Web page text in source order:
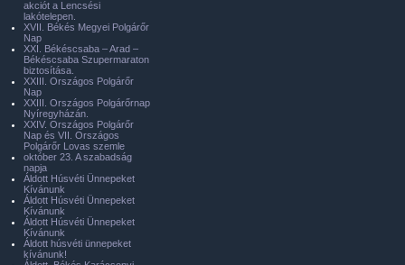
akciót a Lencsési
lakótelepen.
XVII. Békés Megyei Polgárőr
Nap
XXI. Békéscsaba – Arad –
Békéscsaba Szupermaraton
biztosítása.
XXIII. Országos Polgárőr
Nap
XXIII. Országos Polgárőrnap
Nyíregyházán.
XXIV. Országos Polgárőr
Nap és VII. Országos
Polgárőr Lovas szemle
október 23. A szabadság
napja
Áldott Húsvéti Ünnepeket
Kívánunk
Áldott Húsvéti Ünnepeket
Kívánunk
Áldott Húsvéti Ünnepeket
Kívánunk
Áldott húsvéti ünnepeket
kívánunk!